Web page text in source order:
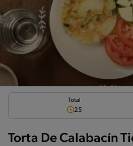
Total
25
Torta De Calabacín